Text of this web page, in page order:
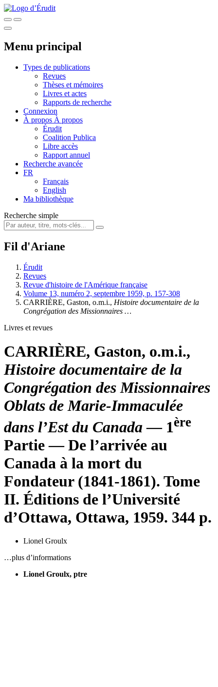
Menu principal
Types de publications
Revues
Thèses et mémoires
Livres et actes
Rapports de recherche
Connexion
À propos À propos
Érudit
Coalition Publica
Libre accès
Rapport annuel
Recherche avancée
FR
Français
English
Ma bibliothèque
Recherche simple
Fil d'Ariane
Érudit
Revues
Revue d'histoire de l'Amérique française
Volume 13, numéro 2, septembre 1959, p. 157-308
CARRIÈRE, Gaston, o.m.i., Histoire documentaire de la
Congrégation des Missionnaires …
Livres et revues
CARRIÈRE, Gaston, o.m.i.,
Histoire documentaire de la
Congrégation des Missionnaires
Oblats de Marie-Immaculée
dans l’Est du Canada— 1ère
Partie — De l’arrivée au
Canada à la mort du
Fondateur (1841-1861). Tome
II. Éditions de l’Université
d’Ottawa, Ottawa, 1959. 344 p.
Lionel Groulx
…plus d’informations
Lionel Groulx, ptre